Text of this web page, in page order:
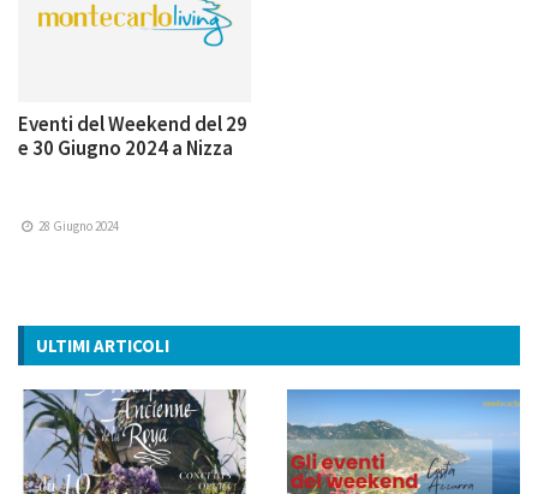
Eventi del Weekend del 29
e 30 Giugno 2024 a Nizza
28 Giugno 2024
ULTIMI ARTICOLI